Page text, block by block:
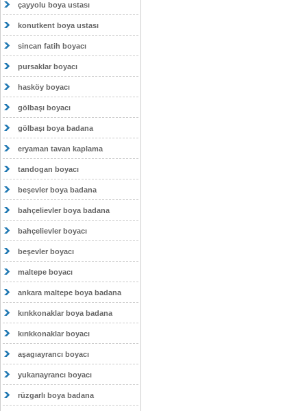
çayyolu boya ustası
konutkent boya ustası
sincan fatih boyacı
pursaklar boyacı
hasköy boyacı
gölbaşı boyacı
gölbaşı boya badana
eryaman tavan kaplama
tandogan boyacı
beşevler boya badana
bahçelievler boya badana
bahçelievler boyacı
beşevler boyacı
maltepe boyacı
ankara maltepe boya badana
kırıkkonaklar boya badana
kırıkkonaklar boyacı
aşagıayrancı boyacı
yukarıayrancı boyacı
rüzgarlı boya badana